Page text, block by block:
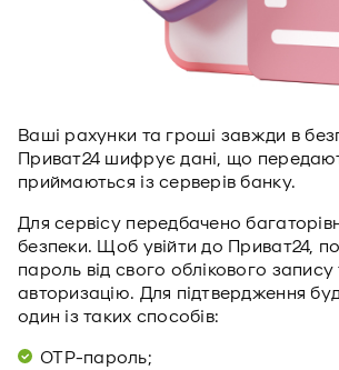
Ваші рахунки та гроші завжди в
Приват24 шифрує дані, що
приймаються із серверів банку.
Для сервісу передбачено
безпеки. Щоб увійти до Приват24,
пароль від свого облікового запису
авторизацію. Для підтвердження
один із таких способів:
ОТР-пароль;